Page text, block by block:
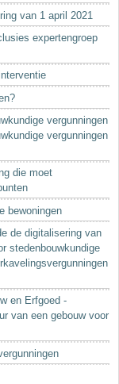
van 1 april 2021
expertengroep
vergunningen
vergunningen
die moet
bewoningen
de digitalisering van
stedenbouwkundige
en Erfgoed -
van een gebouw voor